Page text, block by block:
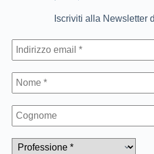
Iscriviti alla Newsletter